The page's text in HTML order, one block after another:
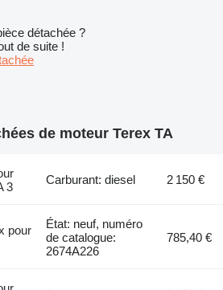
détachée ?
de suite !
de moteur Terex TA
3
Carburant: diesel 2 150 €
pour
État: neuf, numéro
de catalogue:
2674A226
785,40 €